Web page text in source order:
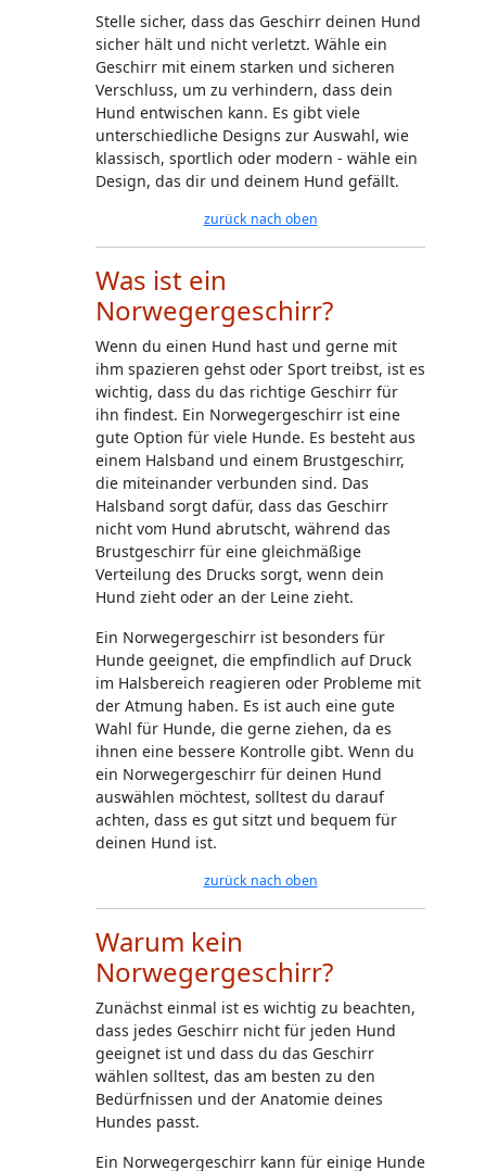
Stelle sicher, dass das Geschirr deinen Hund
sicher hält und nicht verletzt. Wähle ein
Geschirr mit einem starken und sicheren
Verschluss, um zu verhindern, dass dein
Hund entwischen kann. Es gibt viele
unterschiedliche Designs zur Auswahl, wie
klassisch, sportlich oder modern - wähle ein
Design, das dir und deinem Hund gefällt.
zurück nach oben
Was ist ein
Norwegergeschirr?
Wenn du einen Hund hast und gerne mit
ihm spazieren gehst oder Sport treibst, ist es
wichtig, dass du das richtige Geschirr für
ihn findest. Ein Norwegergeschirr ist eine
gute Option für viele Hunde. Es besteht aus
einem Halsband und einem Brustgeschirr,
die miteinander verbunden sind. Das
Halsband sorgt dafür, dass das Geschirr
nicht vom Hund abrutscht, während das
Brustgeschirr für eine gleichmäßige
Verteilung des Drucks sorgt, wenn dein
Hund zieht oder an der Leine zieht.
Ein Norwegergeschirr ist besonders für
Hunde geeignet, die empfindlich auf Druck
im Halsbereich reagieren oder Probleme mit
der Atmung haben. Es ist auch eine gute
Wahl für Hunde, die gerne ziehen, da es
ihnen eine bessere Kontrolle gibt. Wenn du
ein Norwegergeschirr für deinen Hund
auswählen möchtest, solltest du darauf
achten, dass es gut sitzt und bequem für
deinen Hund ist.
zurück nach oben
Warum kein
Norwegergeschirr?
Zunächst einmal ist es wichtig zu beachten,
dass jedes Geschirr nicht für jeden Hund
geeignet ist und dass du das Geschirr
wählen solltest, das am besten zu den
Bedürfnissen und der Anatomie deines
Hundes passt.
Ein Norwegergeschirr kann für einige Hunde